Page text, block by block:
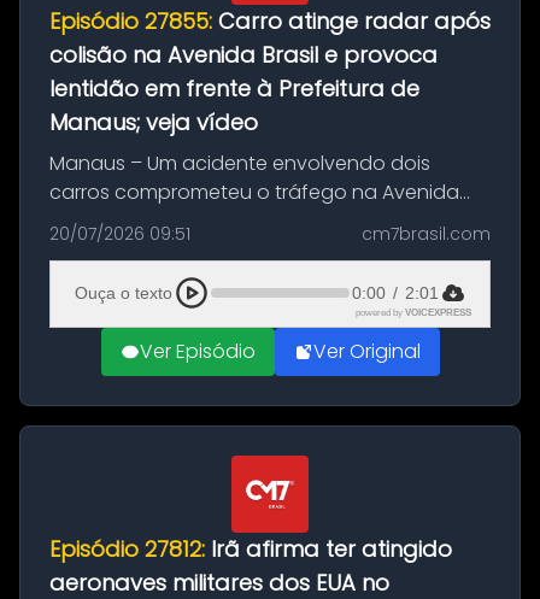
Episódio 27855: Carro atinge radar após
colisão na Avenida Brasil e provoca
lentidão em frente à Prefeitura de
Manaus; veja vídeo
Manaus – Um acidente envolvendo dois
carros comprometeu o tráfego na Avenida
Brasil durante a manhã desta segunda-feira
(20), em frente ao complexo da Prefeitura de
Manaus, na Zona Oeste. A batida ter...
20/07/2026 09:51 cm7brasil.com
Ouça o texto 0:00 / 2:01
powered by VOICEXPRESS
Ver Episódio Ver Original
Episódio 27812: Irã afirma ter atingido
aeronaves militares dos EUA no